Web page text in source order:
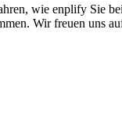
wie enplify Sie
Wir freuen uns